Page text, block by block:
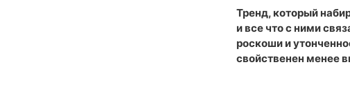
Тренд, который
и все что с ними
роскоши и
свойственен менее